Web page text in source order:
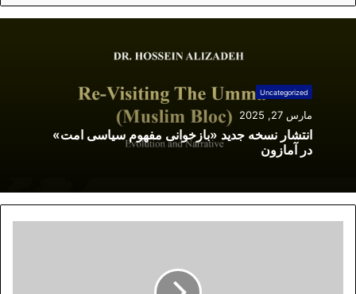
Uncategorized
مارس 27, 2025
انتشار نسخه جدید «بازخوانی مفهوم سیاسی امت»
در آمازون